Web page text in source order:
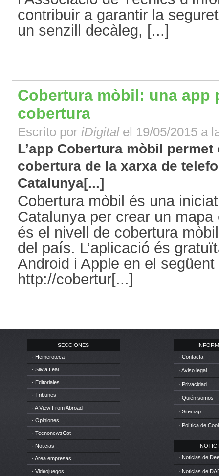
contribuir a garantir la
un senzill decàleg, [...]
Cobertura mòbil: una app
cobertura
Escrito por iDigital el 19/05/2015 a
L’app Cobertura mòbil
cobertura de la xarxa de
Catalunya[...]
Cobertura mòbil és una
Catalunya per crear un
és el nivell de cobertura
del país. L’aplicació és
Android i Apple en el
http://cobertur[...]
SECCIONES
· Hemeroteca
· Silvia Leal
· Editoriales
· Tribunes
· A View From Abroad
· Opiniones
· TecnonewsCat
· Noticias
· Area empresas
· Videojuegos
· Contacta
· Aviso legal
· Privacidad
· Quién somos
· Sitemap
· Política de
· Noticias de
· Noticias de